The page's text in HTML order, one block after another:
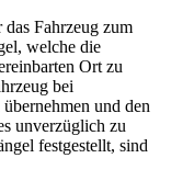
Fahrzeug zum
welche die
Ort zu
bei
und den
unverzüglich zu
festgestellt, sind